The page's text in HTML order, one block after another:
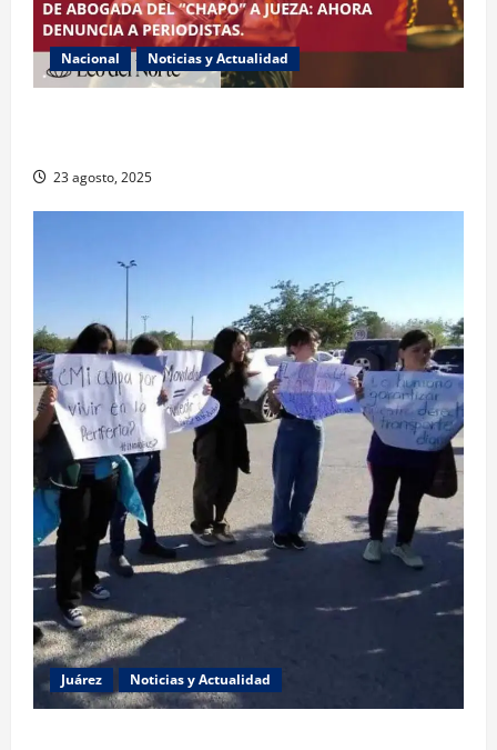
Nacional Noticias y Actualidad
23 agosto, 2025
Juárez Noticias y Actualidad